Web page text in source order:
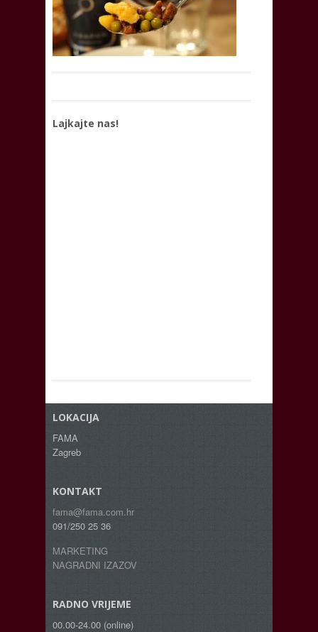
Lajkajte nas!
LOKACIJA
FAMA
Zagreb
KONTAKT
fama@fama.com.hr
091/250 25 36
MARKETING
NAGRADNI IZAZOV
RADNO VRIJEME
00.00-24.00 (online)